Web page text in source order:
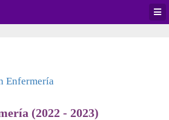
Enfermería
(2022 - 2023)